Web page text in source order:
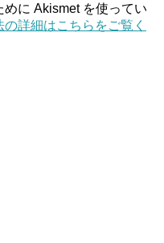
に Akismet を使ってい
詳細はこちらをご覧く